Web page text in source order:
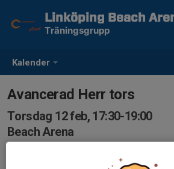
Kalender
Linköping Beach
Träningsgrupp
Avancerad Herr tors
Torsdag 12 feb, 17:30-19:00
Beach Arena